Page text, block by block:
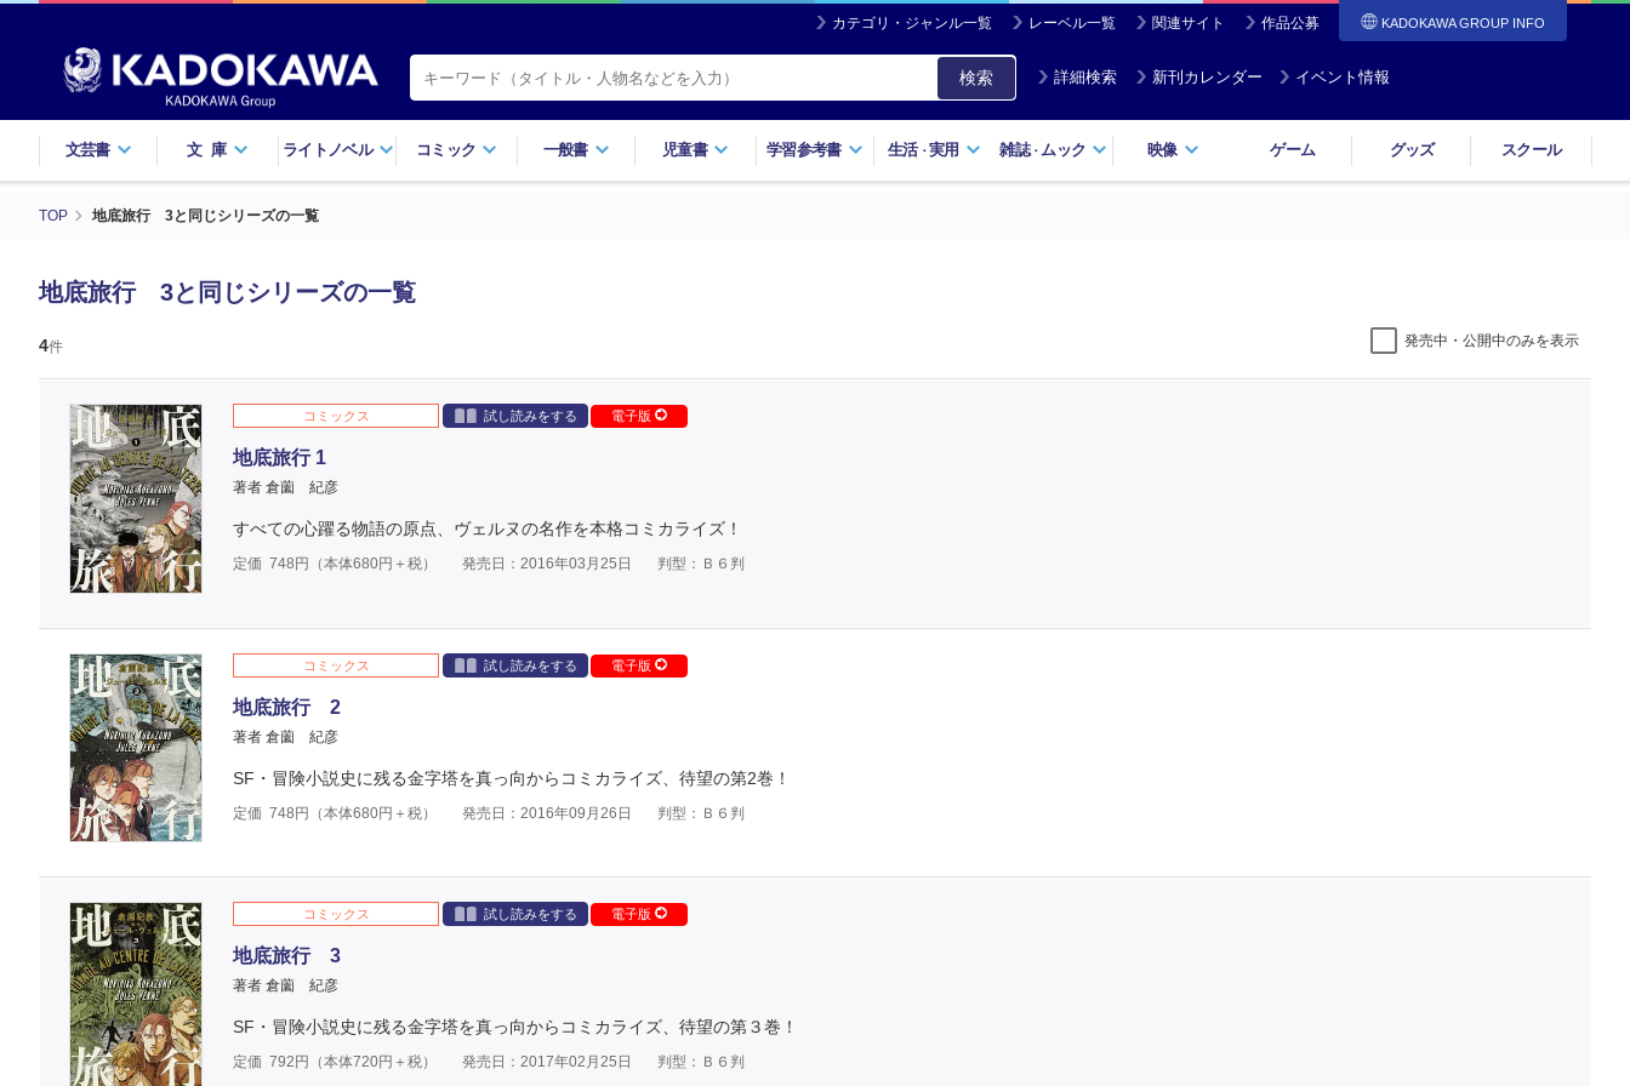
カテゴリ・ジャンル一覧 レーベル一覧 関連サイト 作品公募 KADOKAWA GROUP INFO
検索 詳細検索 新刊カレンダー イベント情報
文芸書 文庫 ライトノベル コミック 一般書 児童書 学習参考書 生活・実用 雑誌・ ムック 映像 ゲーム グッズ スクール
TOP 地底旅行 3と同じシリーズの一覧
地底旅行 3と同じシリーズの一覧
4件 発売中・公開中のみを表示
コミックス 試し読みをする 電子版
地底旅行 1
著者 倉薗 紀彦
すべての心躍る物語の原点、ヴェルヌの名作を本格コミカライズ！
定価 748 円（本体680円＋税） 発売日：2016年03月25日 判型：Ｂ６判
コミックス 試し読みをする 電子版
地底旅行 2
著者 倉薗 紀彦
SF・冒険小説史に残る金字塔を真っ向からコミカライズ、待望の第2巻！
定価 748 円（本体680円＋税） 発売日：2016年09月26日 判型：Ｂ６判
コミックス 試し読みをする 電子版
地底旅行 3
著者 倉薗 紀彦
SF・冒険小説史に残る金字塔を真っ向からコミカライズ、待望の第３巻！
定価 792 円（本体720円＋税） 発売日：2017年02月25日 判型：Ｂ６判